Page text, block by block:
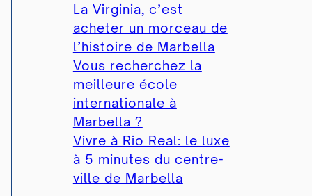
La Virginia, c’est
acheter un morceau de
l’histoire de Marbella
Vous recherchez la
meilleure école
internationale à
Marbella ?
Vivre à Rio Real: le luxe
à 5 minutes du centre-
ville de Marbella